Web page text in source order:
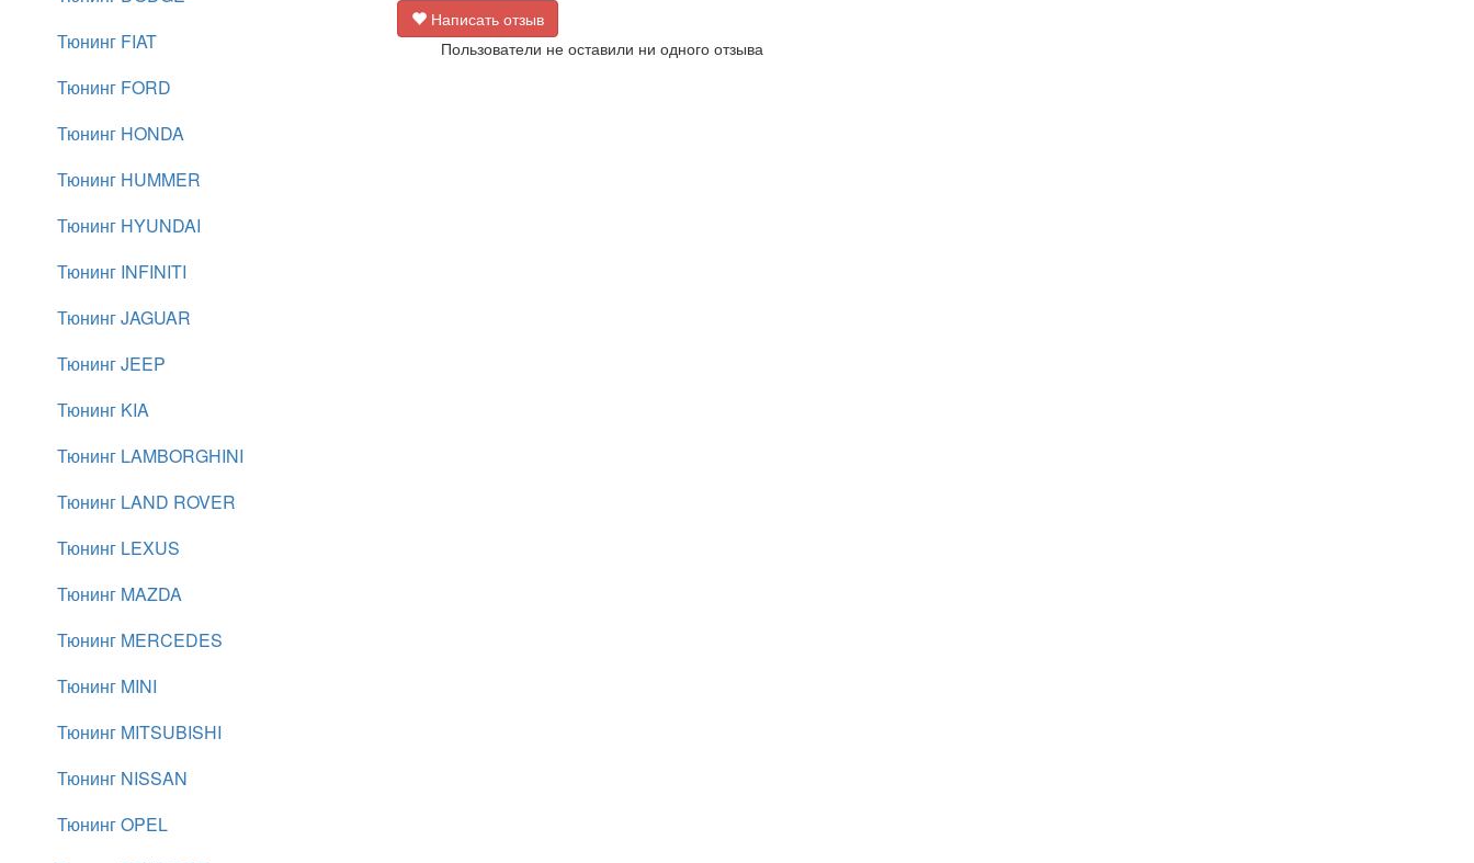
Тюнинг FIAT
Тюнинг FORD
Тюнинг HONDA
Тюнинг HUMMER
Тюнинг HYUNDAI
Тюнинг INFINITI
Тюнинг JAGUAR
Тюнинг JEEP
Тюнинг KIA
Тюнинг LAMBORGHINI
Тюнинг LAND ROVER
Тюнинг LEXUS
Тюнинг MAZDA
Тюнинг MERCEDES
Тюнинг MINI
Тюнинг MITSUBISHI
Тюнинг NISSAN
Тюнинг OPEL
Написать отзыв
Пользователи не оставили ни одного отзыва